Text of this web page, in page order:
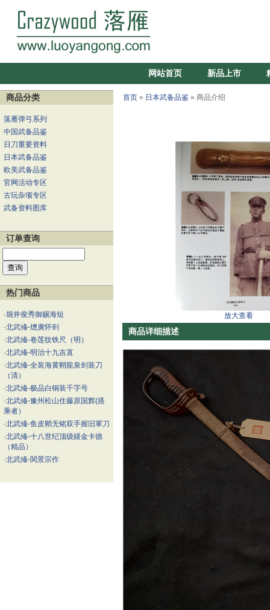
网站首页 新品上市
商品分类
落雁弹弓系列
中国武备品鉴
日刀重要资料
日本武备品鉴
欧美武备品鉴
官网活动专区
古玩杂项专区
武备资料图库
订单查询
热门商品
·堀井俊秀御赐海短
·北武偹-熜廣怀剑
·北武偹-卷莲纹铁尺（明）
·北武偹-明治十九吉直
·北武偹-全装海黄鞘龍泉剑装刀
（清）
·北武偹-极品白铜装千字号
·北武偹-豫州松山住藤原国辉(搭
乘者）
·北武偹-鱼皮鞘无铭双手握旧軍刀
·北武偹-十八世纪顶级錽金卡德
（精品）
·北武偹-関景宗作
首页 » 日本武备品鉴 » 商品介绍
放大查看
商品详细描述